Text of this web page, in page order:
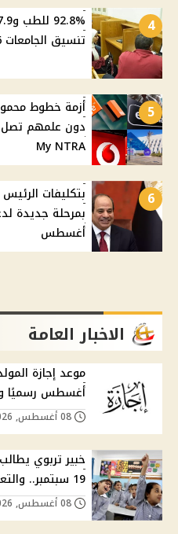
4
تنسيق الجامعات 2026 وأماكن المرحلة الثانية
5
أزمة خطوط
دون علمهم تصل
My NTRA
6
بتكليفات
أغسطس
الاخبار العامة
أغسطس رسميًا
19 سبتمبر.. والتعليم تتمسك بموعد 12 سبتمبر